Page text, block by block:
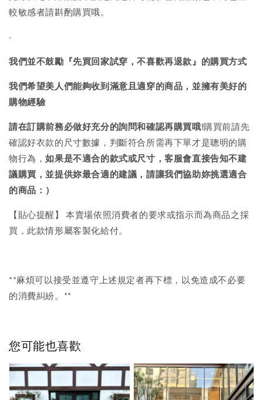
較敏感者請斟酌購買哦。
-
我們並不鼓勵『先買回家試穿，不喜歡再退款』的購買方式
我們希望美人們能夠收到滿意且適穿的商品，並擁有美好的
購物經驗
請在訂購前務必做好充分的詢問和確認再購買哦!購買前請先
確認好衣款的尺寸數據，判斷符合所需再下單才是聰明的購
物行為，如果是不適合的款式或尺寸，客服會直接告知不建
議購買，並提供妳最合適的建議，請讓我們協助妳挑選適合
的商品：）
【貼心提醒】 本賣場依照消費者的要求或指示而為商品之採
買，此款情形屬客製化給付。
**麻煩可以接受並遵守上述規定者再下標，以免造成不必要
的消費糾紛。**
您可能也喜歡